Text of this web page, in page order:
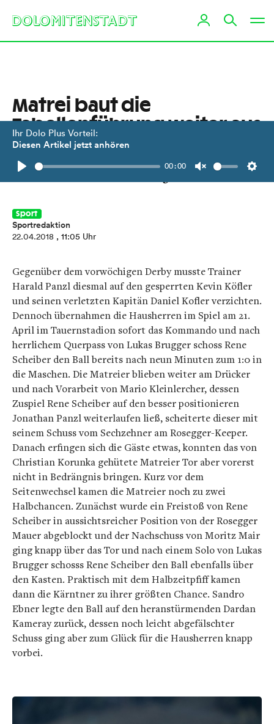
Ihr Dolo Plus Vorteil:
Diesen Artikel jetzt anhören
Play
00:00
Unmute
Matrei baut die
Tabellenführung weiter aus
Die Iseltaler besiegten den SV Rosegg
im Tauernstadion mit 3:1.
Sport
Sportredaktion
22.04.2018 , 11:05 Uhr
Gegenüber dem vorwöchigen Derby musste Trainer
Harald Panzl diesmal auf den gesperrten Kevin Köfler
und seinen verletzten Kapitän Daniel Kofler verzichten.
Dennoch übernahmen die Hausherren im Spiel am 21.
April im Tauernstadion sofort das Kommando und nach
herrlichem Querpass von Lukas Brugger schoss Rene
Scheiber den Ball bereits nach neun Minuten zum 1:0 in
die Maschen. Die Matreier blieben weiter am Drücker
und nach Vorarbeit von Mario Kleinlercher, dessen
Zuspiel Rene Scheiber auf den besser positionieren
Jonathan Panzl weiterlaufen ließ, scheiterte dieser mit
seinem Schuss vom Sechzehner am Rosegger-Keeper.
Danach erfingen sich die Gäste etwas, konnten das von
Christian Korunka gehütete Matreier Tor aber vorerst
nicht in Bedrängnis bringen. Kurz vor dem
Seitenwechsel kamen die Matreier noch zu zwei
Halbchancen. Zunächst wurde ein Freistoß von Rene
Scheiber in aussichtsreicher Position von der Rosegger
Mauer abgeblockt und der Nachschuss von Moritz Mair
ging knapp über das Tor und nach einem Solo von Lukas
Brugger schosss Rene Scheiber den Ball ebenfalls über
den Kasten. Praktisch mit dem Halbzeitpfiff kamen
dann die Kärntner zu ihrer größten Chance. Sandro
Ebner legte den Ball auf den heranstürmenden Dardan
Kameray zurück, dessen noch leicht abgefälschter
Schuss ging aber zum Glück für die Hausherren knapp
vorbei.